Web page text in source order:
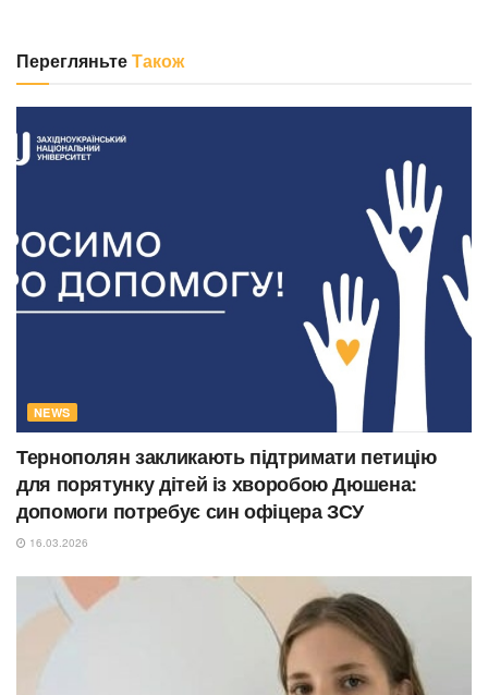
ПерегляньтеТакож
NEWS
Тернополян закликають підтримати петицію
для порятунку дітей із хворобою Дюшена:
допомоги потребує син офіцера ЗСУ
16.03.2026